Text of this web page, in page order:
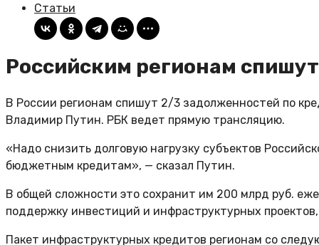
Статьи
Российским регионам
В России регионам спишут 2/3 задолженностей по
Владимир Путин. РБК ведет прямую трансляцию.
«Надо снизить долговую нагрузку субъектов
бюджетным кредитам», — сказал Путин.
В общей сложности это сохранит им 200 млрд руб.
поддержку инвестиций и инфраструктурных
Пакет инфраструктурных кредитов регионам со